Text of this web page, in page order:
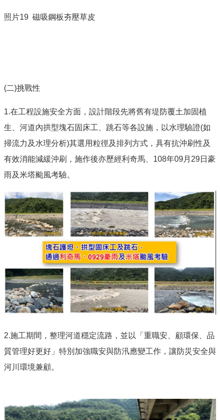
照片19 磁吸鋼板夯壓草皮
(二)挑戰性
1.在工程設施安全方面，設計階段先將舊有堤防覆土加固植
生、河道內拱型塊石固床工、跳石等各設施，以水理驗證(如
掃流力及水理分析)其選用粒徑及排列方式，具有抗沖刷性及
有效消能減緩沖刷，施作後亦歷經利奇馬、 108年09月 29日豪
雨及米塔颱風考驗。
2.施工期間，整理河道穩定流路，並以「重職安、顧環保、品
質管理好更好」特別加強職安與防汛應變工作，讓防災安全與
河川環境兼顧。